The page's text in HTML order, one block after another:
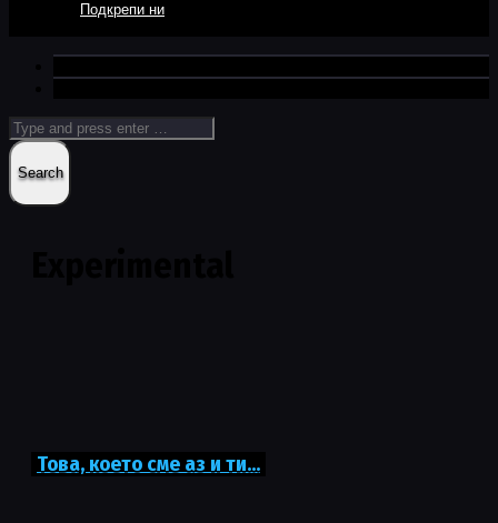
Подкрепи ни
Това, което сме аз и ти…